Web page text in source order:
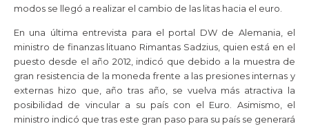
modos se llegó a realizar el cambio de las litas hacia el euro.
En una última entrevista para el portal DW de Alemania, el
ministro de finanzas lituano Rimantas Sadzius, quien está en el
puesto desde el año 2012, indicó que debido a la muestra de
gran resistencia de la moneda frente a las presiones internas y
externas hizo que, año tras año, se vuelva más atractiva la
posibilidad de vincular a su país con el Euro. Asimismo, el
ministro indicó que tras este gran paso para su país se generará